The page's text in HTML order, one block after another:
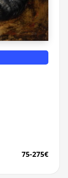
75-275€